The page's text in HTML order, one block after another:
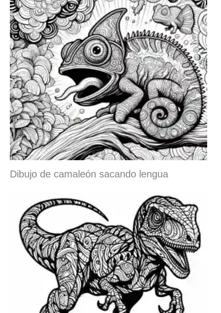
Dibujo de camaleón sacando lengua